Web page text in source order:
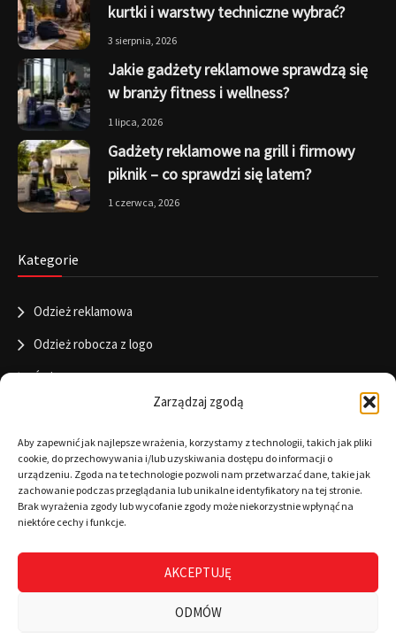
Zarządzaj zgodą
Aby zapewnić jak najlepsze wrażenia, korzystamy z technologii, takich jak pliki
cookie, do przechowywania i/lub uzyskiwania dostępu do informacji o
urządzeniu. Zgoda na te technologie pozwoli nam przetwarzać dane, takie jak
zachowanie podczas przeglądania lub unikalne identyfikatory na tej stronie.
Brak wyrażenia zgody lub wycofanie zgody może niekorzystnie wpłynąć na
niektóre cechy i funkcje.
AKCEPTUJĘ
ODMÓW
kurtki i warstwy techniczne wybrać?
3 sierpnia, 2026
Jakie gadżety reklamowe sprawdzą się
w branży fitness i wellness?
1 lipca, 2026
Gadżety reklamowe na grill i firmowy
piknik – co sprawdzi się latem?
1 czerwca, 2026
Kategorie
Odzież reklamowa
Odzież robocza z logo
Święta
Informacje
RODO
Polityka cookies
Warunki płatności